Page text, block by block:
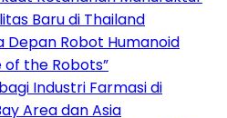
Baru di Thailand
Depan Robot Humanoid
of the Robots”
Industri Farmasi di
Area dan Asia